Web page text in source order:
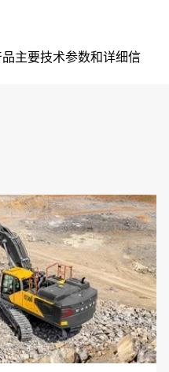
主要技术参数和详细信